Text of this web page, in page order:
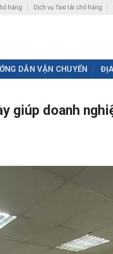
hàng Dịch vụ Taxi tải chở hàng
DẪN VẬN CHUYỂN
giúp doanh